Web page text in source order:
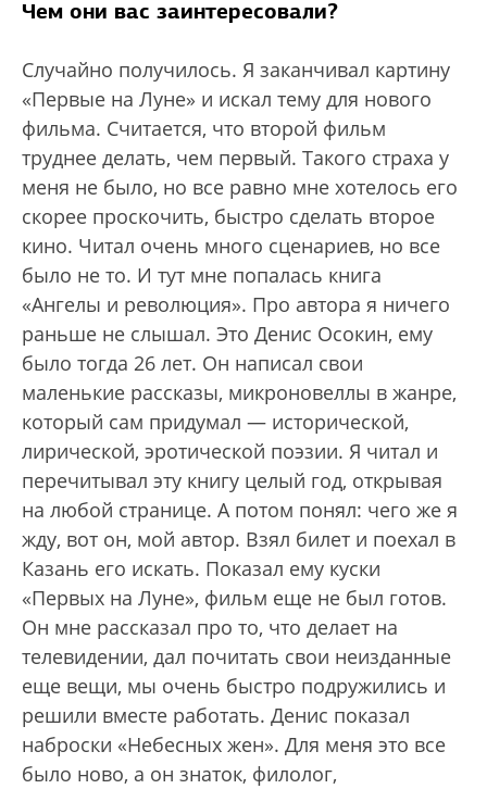
Чем они вас заинтересовали?
Случайно получилось. Я заканчивал картину
«Первые на Луне» и искал тему для нового
фильма. Считается, что второй фильм
труднее делать, чем первый. Такого страха у
меня не было, но все равно мне хотелось его
скорее проскочить, быстро сделать второе
кино. Читал очень много сценариев, но все
было не то. И тут мне попалась книга
«Ангелы и революция». Про автора я ничего
раньше не слышал. Это Денис Осокин, ему
было тогда 26 лет. Он написал свои
маленькие рассказы, микроновеллы в жанре,
который сам придумал — исторической,
лирической, эротической поэзии. Я читал и
перечитывал эту книгу целый год, открывая
на любой странице. А потом понял: чего же я
жду, вот он, мой автор. Взял билет и поехал в
Казань его искать. Показал ему куски
«Первых на Луне», фильм еще не был готов.
Он мне рассказал про то, что делает на
телевидении, дал почитать свои неизданные
еще вещи, мы очень быстро подружились и
решили вместе работать. Денис показал
наброски «Небесных жен». Для меня это все
было ново, а он знаток, филолог,